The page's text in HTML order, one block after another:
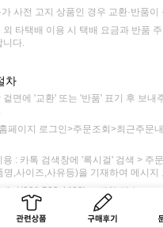
관련상품 상품후기
가 사전 고지 상품인 경우 교환·반품이
외 타택배 이용 시 택배 요금과 반품
다.
차
겉면에 '교환' 또는 '반품' 표기 후 보내
페이지 로그인>주문조회>최근주문
용 : 카톡 검색창에 '록시걸' 검색 > 주
명,사이즈,사유등)을 기재하여 메시지
터(031.522.4488)로 전화 접수
CJ대한통운 기사님 방문 > 택배비
또는 입금하여 전달 > 록시걸 도착